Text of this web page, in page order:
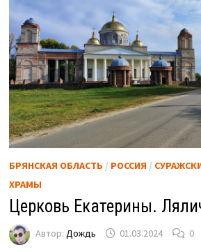
БРЯНСКАЯ ОБЛАСТЬ / РОССИЯ /
ХРАМЫ
Церковь Екатерины.
Автор: Дождь 01.03.2024 0